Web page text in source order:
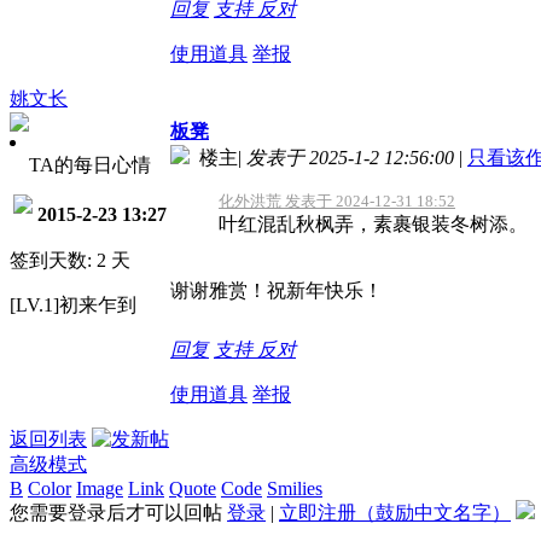
回复 支持 反对
使用道具 举报
姚文长
TA的每日心情
2015-2-23 13:27
签到天数: 2 天
[LV.1]初来乍到
板凳
楼主| 发表于 2025-1-2 12:56:00 | 只看该
化外洪荒 发表于 2024-12-31 18:52
叶红混乱秋枫弄，素裹银装冬树添。
谢谢雅赏！祝新年快乐！
回复 支持 反对
使用道具 举报
返回列表
高级模式
B Color Image Link Quote Code Smilies
您需要登录后才可以回帖 登录 | 立即注册（鼓励中文名字）